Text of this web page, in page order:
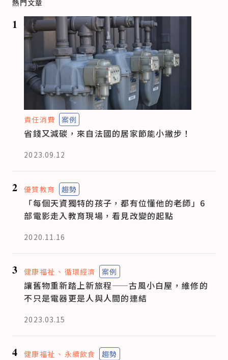
熱門文章
1
責任消費 案例
省錢又減碳，來自法國的居家節能小撇步！
2023.09.12
2 優質教育 趨勢
「每個天資獨特的孩子，都有位懂他的老師」6
部電影走入教育現場，看見改變的起點
2020.11.16
3 健康福祉 循環經濟 案例
讓舊物重新踏上新旅程——古風小白屋，維修的
不只是電器更是人與人間的連結
2023.03.15
4 健康福祉 永續飲食 趨勢